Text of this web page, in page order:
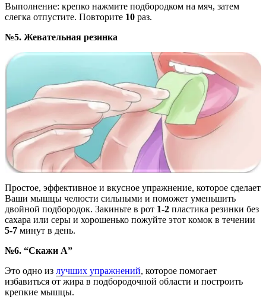
Выполнение: крепко нажмите подбородком на мяч, затем
слегка отпустите. Повторите 10 раз.
№5. Жевательная резинка
Простое, эффективное и вкусное упражнение, которое сделает
Ваши мышцы челюсти сильными и поможет уменьшить
двойной подбородок. Закиньте в рот 1-2 пластика резинки без
сахара или серы и хорошенько пожуйте этот комок в течении
5-7 минут в день.
№6. “Скажи А”
Это одно из лучших упражнений, которое помогает
избавиться от жира в подбородочной области и построить
крепкие мышцы.